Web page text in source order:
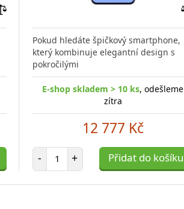
porovnáníPokud hledáte špičkový smartphone,
který kombinuje elegantní design s
pokročilými
E-shop skladem > 10 ks, odešleme
zítra
12 777 Kč
- Počet položek
+ Přidat do košíku